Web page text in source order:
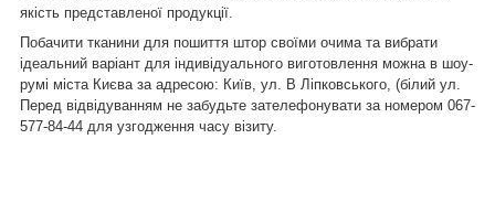
якість представленої продукції.
Побачити тканини для пошиття штор своїми очима та вибрати
ідеальний варіант для індивідуального виготовлення можна в шоу-
румі міста Києва за адресою: Київ, ул. В Ліпковського, (білий ул.
Перед відвідуванням не забудьте зателефонувати за номером 067-
577-84-44 для узгодження часу візиту.